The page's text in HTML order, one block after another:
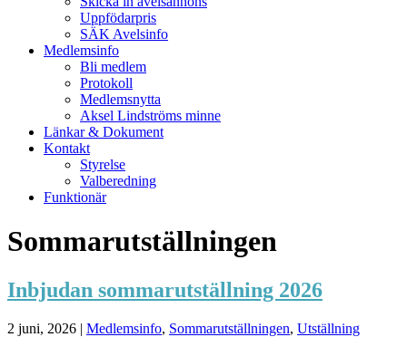
Uppfödarpris
SÄK Avelsinfo
Medlemsinfo
Bli medlem
Protokoll
Medlemsnytta
Aksel Lindströms minne
Länkar & Dokument
Kontakt
Styrelse
Valberedning
Funktionär
Sommarutställningen
Inbjudan sommarutställning 2026
2 juni, 2026 | Medlemsinfo, Sommarutställningen, Utställning